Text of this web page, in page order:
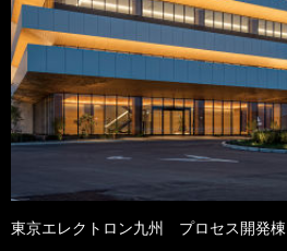
東京エレクトロン九州 プロセス開発棟